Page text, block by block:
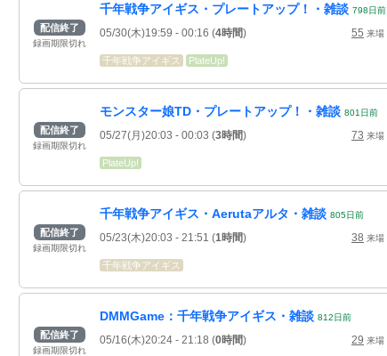
配信終了
録画期限切れ
千年戦争アイギス・プレートアップ！・雑談 798日前
05/30(木)19:59 - 00:16 (4時間) 55 来場
千年戦争アイギス PlateUp!
配信終了
録画期限切れ
モンスター娘TD・プレートアップ！・雑談 801 日前
05/27(月)20:03 - 00:03 (3時間) 73 来場
PlateUp!
配信終了
録画期限切れ
千年戦争アイギス・Aerutaアルタ・雑談 805日前
05/23(木)20:03 - 21:51 (1時間) 38 来場
千年戦争アイギス
配信終了
録画期限切れ
DMMGame：千年戦争アイギス・雑談 812日前
05/16(木)20:24 - 21:18 (0時間) 29 来場